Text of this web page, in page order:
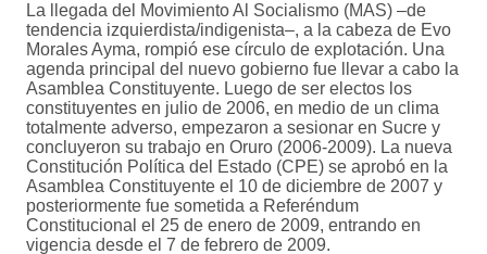
La llegada del Movimiento Al Socialismo (MAS) –de
tendencia izquierdista/indigenista–, a la cabeza de Evo
Morales Ayma, rompió ese círculo de explotación. Una
agenda principal del nuevo gobierno fue llevar a cabo la
Asamblea Constituyente. Luego de ser electos los
constituyentes en julio de 2006, en medio de un clima
totalmente adverso, empezaron a sesionar en Sucre y
concluyeron su trabajo en Oruro (2006-2009). La nueva
Constitución Política del Estado (CPE) se aprobó en la
Asamblea Constituyente el 10 de diciembre de 2007 y
posteriormente fue sometida a Referéndum
Constitucional el 25 de enero de 2009, entrando en
vigencia desde el 7 de febrero de 2009.